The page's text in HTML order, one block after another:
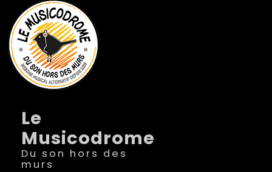
Le
Musicodrome
Du son hors des
murs